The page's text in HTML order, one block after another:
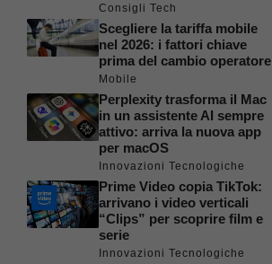
Consigli Tech
Scegliere la tariffa mobile
nel 2026: i fattori chiave
prima del cambio operatore
Mobile
Perplexity trasforma il Mac
in un assistente AI sempre
attivo: arriva la nuova app
per macOS
Innovazioni Tecnologiche
Prime Video copia TikTok:
arrivano i video verticali
“Clips” per scoprire film e
serie
Innovazioni Tecnologiche